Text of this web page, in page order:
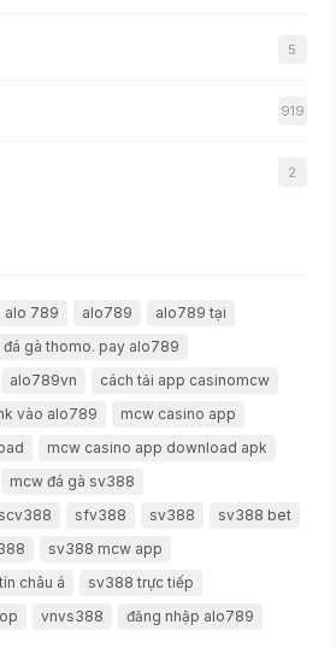
5
919
2
alo 789 alo789
alo789 tại
gà thomo. pay alo789
alo789vn
cách tải app casinomcw
vào alo789
mcw casino app
mcw casino app download apk
mcw đá gà sv388
scv388 sfv388 sv388
sv388 bet
sv388 mcw app
châu á
sv388 trực tiếp
vnvs388 đăng nhập alo789